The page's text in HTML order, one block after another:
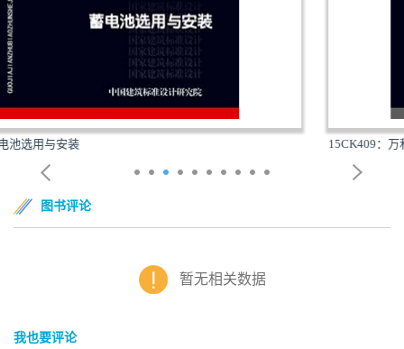
15CK409：万和多热源集成热水、供暖设备选用与安装
图书评论
暂无相关数据
我也要评论